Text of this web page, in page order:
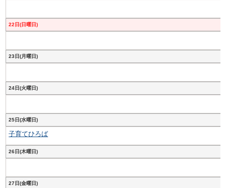
22日(日曜日)
23日(月曜日)
24日(火曜日)
25日(水曜日)
子育てひろば
26日(木曜日)
27日(金曜日)